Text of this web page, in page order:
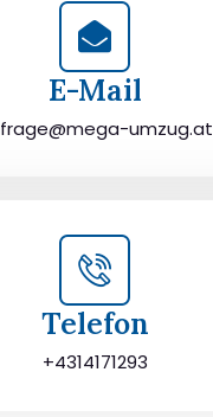
E-Mail
umzug.at
Telefon
+4314171293